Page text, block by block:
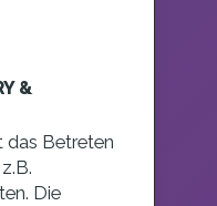
&
das Betreten
Die